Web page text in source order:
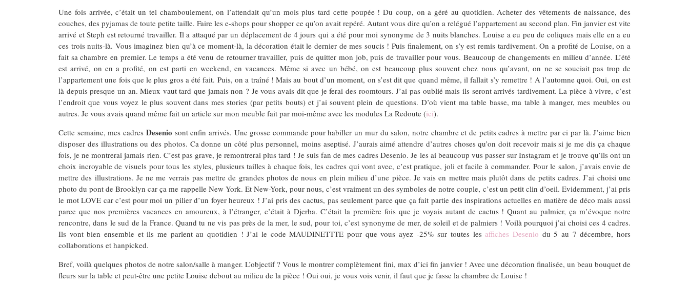
Une fois arrivée, c’était un tel chamboulement, on l’attendait qu’un mois plus tard cette poupée ! Du coup, on a géré au quotidien. Acheter des vêtements de naissance, des
couches, des pyjamas de toute petite taille. Faire les e-shops pour shopper ce qu’on avait repéré. Autant vous dire qu’on a relégué l’appartement au second plan. Fin janvier est vite
arrivé et Steph est retourné travailler. Il a attaqué par un déplacement de 4 jours qui a été pour moi synonyme de 3 nuits blanches. Louise a eu peu de coliques mais elle en a eu
ces trois nuits-là. Vous imaginez bien qu’à ce moment-là, la décoration était le dernier de mes soucis ! Puis finalement, on s’y est remis tardivement. On a profité de Louise, on a
fait sa chambre en premier. Le temps a été venu de retourner travailler, puis de quitter mon job, puis de travailler pour vous. Beaucoup de changements en milieu d’année. L’été
est arrivé, on en a profité, on est parti en weekend, en vacances. Même si avec un bébé, on est beaucoup plus souvent chez nous qu’avant, on ne se souciait pas trop de
l’appartement une fois que le plus gros a été fait. Puis, on a traîné ! Mais au bout d’un moment, on s’est dit que quand même, il fallait s’y remettre ! A l’automne quoi. Oui, on est
là depuis presque un an. Mieux vaut tard que jamais non ? Je vous avais dit que je ferai des roomtours. J’ai pas oublié mais ils seront arrivés tardivement. La pièce à vivre, c’est
l’endroit que vous voyez le plus souvent dans mes stories (par petits bouts) et j’ai souvent plein de questions. D’où vient ma table basse, ma table à manger, mes meubles ou
autres. Je vous avais quand même fait un article sur mon meuble fait par moi-même avec les modules La Redoute (ici).
Cette semaine, mes cadres Desenio sont enfin arrivés. Une grosse commande pour habiller un mur du salon, notre chambre et de petits cadres à mettre par ci par là. J’aime bien
disposer des illustrations ou des photos. Ca donne un côté plus personnel, moins aseptisé. J’aurais aimé attendre d’autres choses qu’on doit recevoir mais si je me dis ça chaque
fois, je ne montrerai jamais rien. C’est pas grave, je remontrerai plus tard ! Je suis fan de mes cadres Desenio. Je les ai beaucoup vus passer sur Instagram et je trouve qu’ils ont un
choix incroyable de visuels pour tous les styles, plusieurs tailles à chaque fois, les cadres qui vont avec, c’est pratique, joli et facile à commander. Pour le salon, j’avais envie de
mettre des illustrations. Je ne me verrais pas mettre de grandes photos de nous en plein milieu d’une pièce. Je vais en mettre mais plutôt dans de petits cadres. J’ai choisi une
photo du pont de Brooklyn car ça me rappelle New York. Et New-York, pour nous, c’est vraiment un des symboles de notre couple, c’est un petit clin d’oeil. Evidemment, j’ai pris
le mot LOVE car c’est pour moi un pilier d’un foyer heureux ! J’ai pris des cactus, pas seulement parce que ça fait partie des inspirations actuelles en matière de déco mais aussi
parce que nos premières vacances en amoureux, à l’étranger, c’était à Djerba. C’était la première fois que je voyais autant de cactus ! Quant au palmier, ça m’évoque notre
rencontre, dans le sud de la France. Quand tu ne vis pas près de la mer, le sud, pour toi, c’est synonyme de mer, de soleil et de palmiers ! Voilà pourquoi j’ai choisi ces 4 cadres.
Ils vont bien ensemble et ils me parlent au quotidien ! J’ai le code MAUDINETTTE pour que vous ayez -25% sur toutes lesaffiches Desenio du 5 au 7 décembre, hors
collaborations et hanpicked.
Bref, voilà quelques photos de notre salon/salle à manger. L’objectif ? Vous le montrer complètement fini, max d’ici fin janvier ! Avec une décoration finalisée, un beau bouquet de
fleurs sur la table et peut-être une petite Louise debout au milieu de la pièce ! Oui oui, je vous vois venir, il faut que je fasse la chambre de Louise !